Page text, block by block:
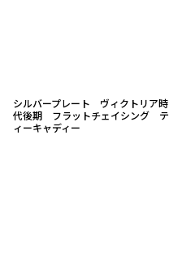
シルバープレート ヴィクトリア時
代後期 フラットチェイシング テ
ィーキャディー